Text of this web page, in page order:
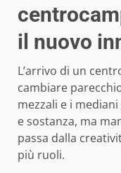
il nuovo
L’arrivo di un
cambiare
mezzali e i
e sostanza, ma
passa dalla
più ruoli.